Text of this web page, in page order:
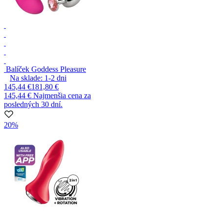
Balíček Goddess Pleasure
Na sklade: 1-2 dni
145,44 €181,80 €
145,44 € Najmenšia cena za
posledných 30 dní.
20%